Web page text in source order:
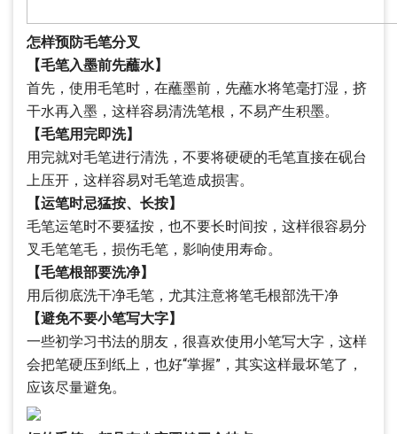
怎样预防毛笔分叉
【毛笔入墨前先蘸水】
首先，使用毛笔时，在蘸墨前，先蘸水将笔毫打湿，挤
干水再入墨，这样容易清洗笔根，不易产生积墨。
【毛笔用完即洗】
用完就对毛笔进行清洗，不要将硬硬的毛笔直接在砚台
上压开，这样容易对毛笔造成损害。
【运笔时忌猛按、长按】
毛笔运笔时不要猛按，也不要长时间按，这样很容易分
叉毛笔笔毛，损伤毛笔，影响使用寿命。
【毛笔根部要洗净】
用后彻底洗干净毛笔，尤其注意将笔毛根部洗干净
【避免不要小笔写大字】
一些初学习书法的朋友，很喜欢使用小笔写大字，这样
会把笔硬压到纸上，也好“掌握”，其实这样最坏笔了，
应该尽量避免。